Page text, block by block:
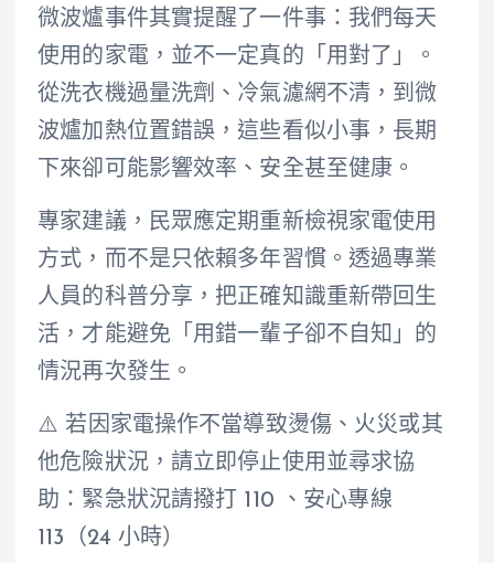
微波爐事件其實提醒了一件事：我們每天
使用的家電，並不一定真的「用對了」。
從洗衣機過量洗劑、冷氣濾網不清，到微
波爐加熱位置錯誤，這些看似小事，長期
下來卻可能影響效率、安全甚至健康。
專家建議，民眾應定期重新檢視家電使用
方式，而不是只依賴多年習慣。透過專業
人員的科普分享，把正確知識重新帶回生
活，才能避免「用錯一輩子卻不自知」的
情況再次發生。
⚠️ 若因家電操作不當導致燙傷、火災或其
他危險狀況，請立即停止使用並尋求協
助：緊急狀況請撥打 110 、安心專線
113（24 小時）